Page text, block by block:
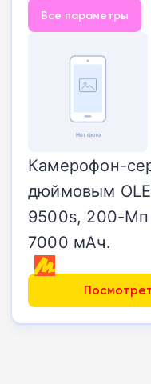
Все параметры
Камерофон-
дюймовым
9500s, 200-Мп
7000 мАч.